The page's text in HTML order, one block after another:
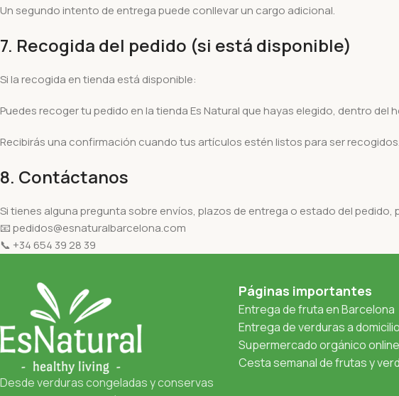
Un segundo intento de entrega puede conllevar un cargo adicional.
7. Recogida del pedido (si está disponible)
Si la recogida en tienda está disponible:
Puedes recoger tu pedido en la tienda Es Natural que hayas elegido, dentro del
Recibirás una confirmación cuando tus artículos estén listos para ser recogidos.
8. Contáctanos
Si tienes alguna pregunta sobre envíos, plazos de entrega o estado del
📧 pedidos@esnaturalbarcelona.com
📞 +34 654 39 28 39
Desde verduras congeladas y conservas
Páginas importantes
Entrega de fruta en Barcelona
Entrega de verduras a
Supermercado orgánico online
Cesta semanal de frutas y